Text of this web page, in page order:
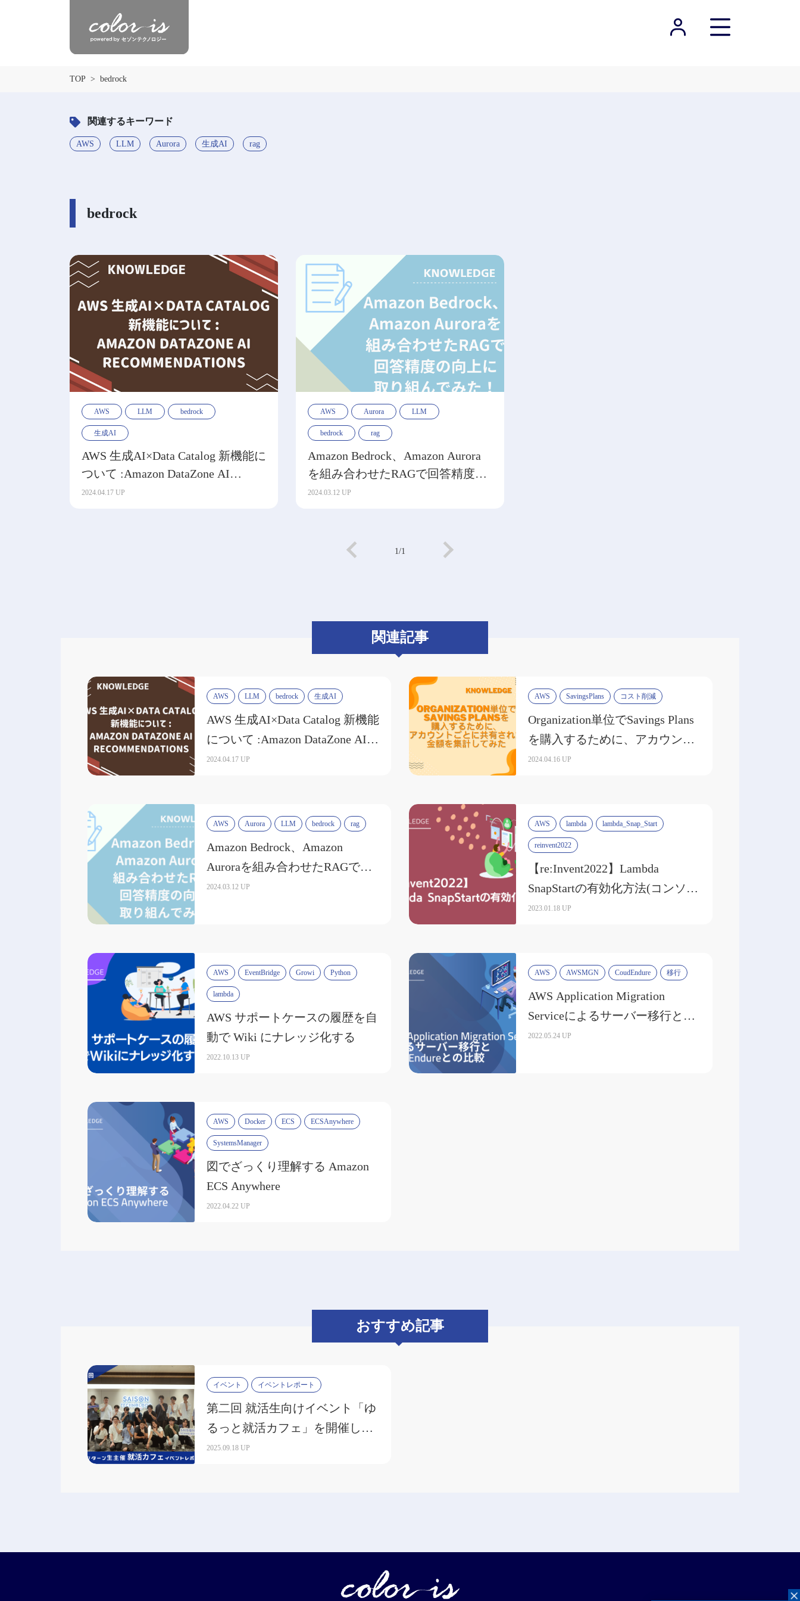
TOP bedrock
関連するキーワード
AWS LLM Aurora 生成AI rag
bedrock
AWS LLM bedrock
生成AI
AWS 生成AI×Data Catalog 新機能に
ついて :Amazon DataZone AI
recommendations
2024.04.17 UP
AWS Aurora LLM
bedrock rag
Amazon Bedrock、Amazon Aurora
を組み合わせたRAGで回答精度の
向上に取り組んでみた！①概要編
2024.03.12 UP
1/1
関連記事
AWS LLM bedrock 生成AI
AWS 生成AI×Data Catalog 新機能
について :Amazon DataZone AI
recommendations
2024.04.17 UP
AWS SavingsPlans コスト削減
Organization単位でSavings Plans
を購入するために、アカウント
ごとに共有された金額を集計し
2024.04.16 UP
AWS Aurora LLM bedrock rag
Amazon Bedrock、Amazon
Auroraを組み合わせたRAGで回
答精度の向上に取り組んでみ
2024.03.12 UP
AWS lambda lambda_Snap_Start
reinvent2022
【re:Invent2022】Lambda
SnapStartの有効化方法(コンソー
ル)
2023.01.18 UP
AWS EventBridge Growi Python
lambda
AWS サポートケースの履歴を自
動で Wiki にナレッジ化する
2022.10.13 UP
AWS AWSMGN CoudEndure 移行
AWS Application Migration
Serviceによるサーバー移行と
CloudEndureとの比較
2022.05.24 UP
AWS Docker ECS ECSAnywhere
SystemsManager
図でざっくり理解する Amazon
ECS Anywhere
2022.04.22 UP
おすすめ記事
イベント イベントレポート
第二回 就活生向けイベント「ゆ
るっと就活カフェ」を開催しま
した！
2025.09.18 UP